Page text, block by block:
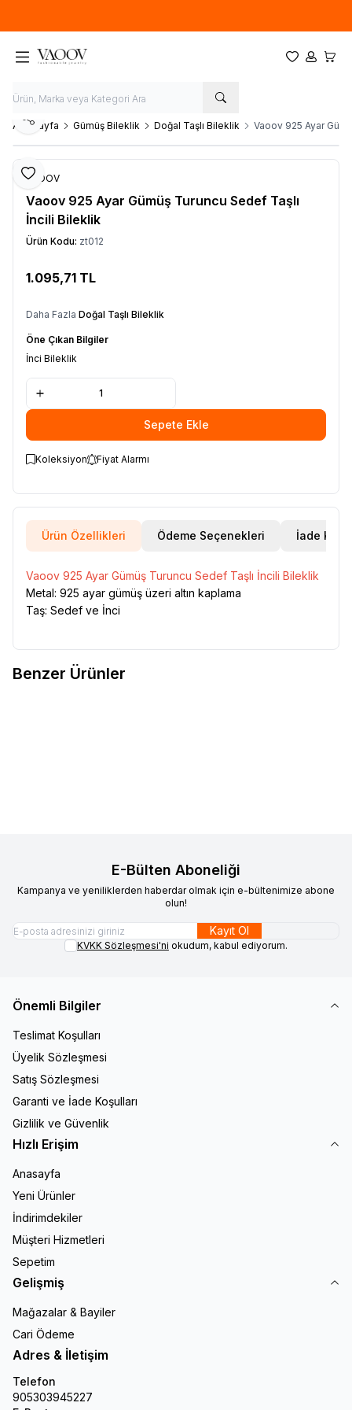
Favorilerim
Hesabım
Ana Sayfa Gümüş Bileklik Doğal Taşlı Bileklik Vaoov 925 Ayar
Favoriye Ekle
Paylaş
VAOOV
Vaoov 925 Ayar Gümüş Turuncu Sedef Taşlı
İncili Bileklik
Ürün Kodu: zt012
1.095,71 TL
Daha Fazla Doğal Taşlı Bileklik
Öne Çıkan Bilgiler
İnci Bileklik
Sepete Ekle
Koleksiyon Fiyat Alarmı
Ürün Özellikleri Ödeme Seçenekleri İade
Vaoov 925 Ayar Gümüş Turuncu Sedef Taşlı İncili Bileklik
Metal: 925 ayar gümüş üzeri altın kaplama
Taş: Sedef ve İnci
Benzer Ürünler
E-Bülten Aboneliği
Kampanya ve yeniliklerden haberdar olmak için e-bültenimize abone
olun!
Kayıt Ol
KVKK Sözleşmesi'ni okudum, kabul ediyorum.
Önemli Bilgiler
Teslimat Koşulları
Üyelik Sözleşmesi
Satış Sözleşmesi
Garanti ve İade Koşulları
Gizlilik ve Güvenlik
Hızlı Erişim
Anasayfa
Yeni Ürünler
İndirimdekiler
Müşteri Hizmetleri
Sepetim
Gelişmiş
Mağazalar & Bayiler
Cari Ödeme
Adres & İletişim
Telefon
905303945227